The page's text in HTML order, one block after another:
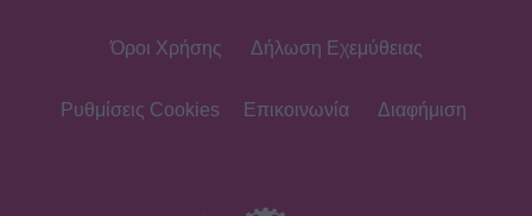
Όροι Χρήσης Δήλωση Εχεμύθειας
Ρυθμίσεις Cookies Επικοινωνία Διαφήμιση